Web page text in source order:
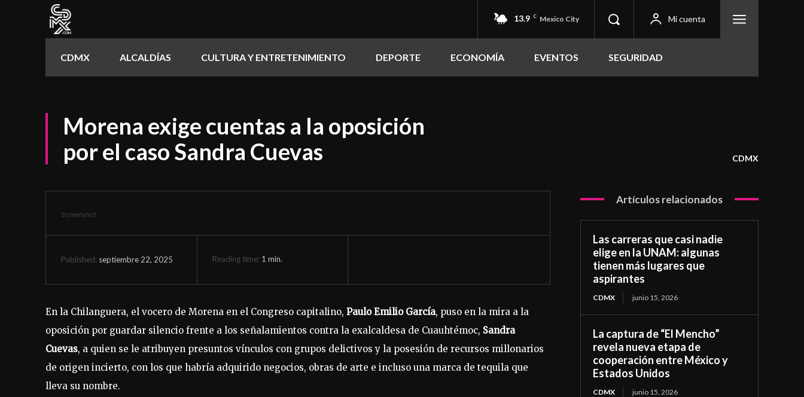
13.9 C Mexico City Mi cuenta
CDMX ALCALDÍAS CULTURA Y ENTRETENIMIENTO DEPORTE ECONOMÍA EVENTOS SEGURIDAD
Morena exige cuentas a la oposición
por el caso Sandra Cuevas
CDMX
Screenshot
Published: septiembre 22, 2025 Reading time: 1 min.
En la Chilanguera, el vocero de Morena en el Congreso capitalino, Paulo Emilio García, puso en la mira a la
oposición por guardar silencio frente a los señalamientos contra la exalcaldesa de Cuauhtémoc, Sandra
Cuevas, a quien se le atribuyen presuntos vínculos con grupos delictivos y la posesión de recursos millonarios
de origen incierto, con los que habría adquirido negocios, obras de arte e incluso una marca de tequila que
lleva su nombre.
Artículos relacionados
Las carreras que casi nadie
elige en la UNAM: algunas
tienen más lugares que
aspirantes
CDMX junio 15, 2026
La captura de “El Mencho”
revela nueva etapa de
cooperación entre México y
Estados Unidos
CDMX junio 15, 2026